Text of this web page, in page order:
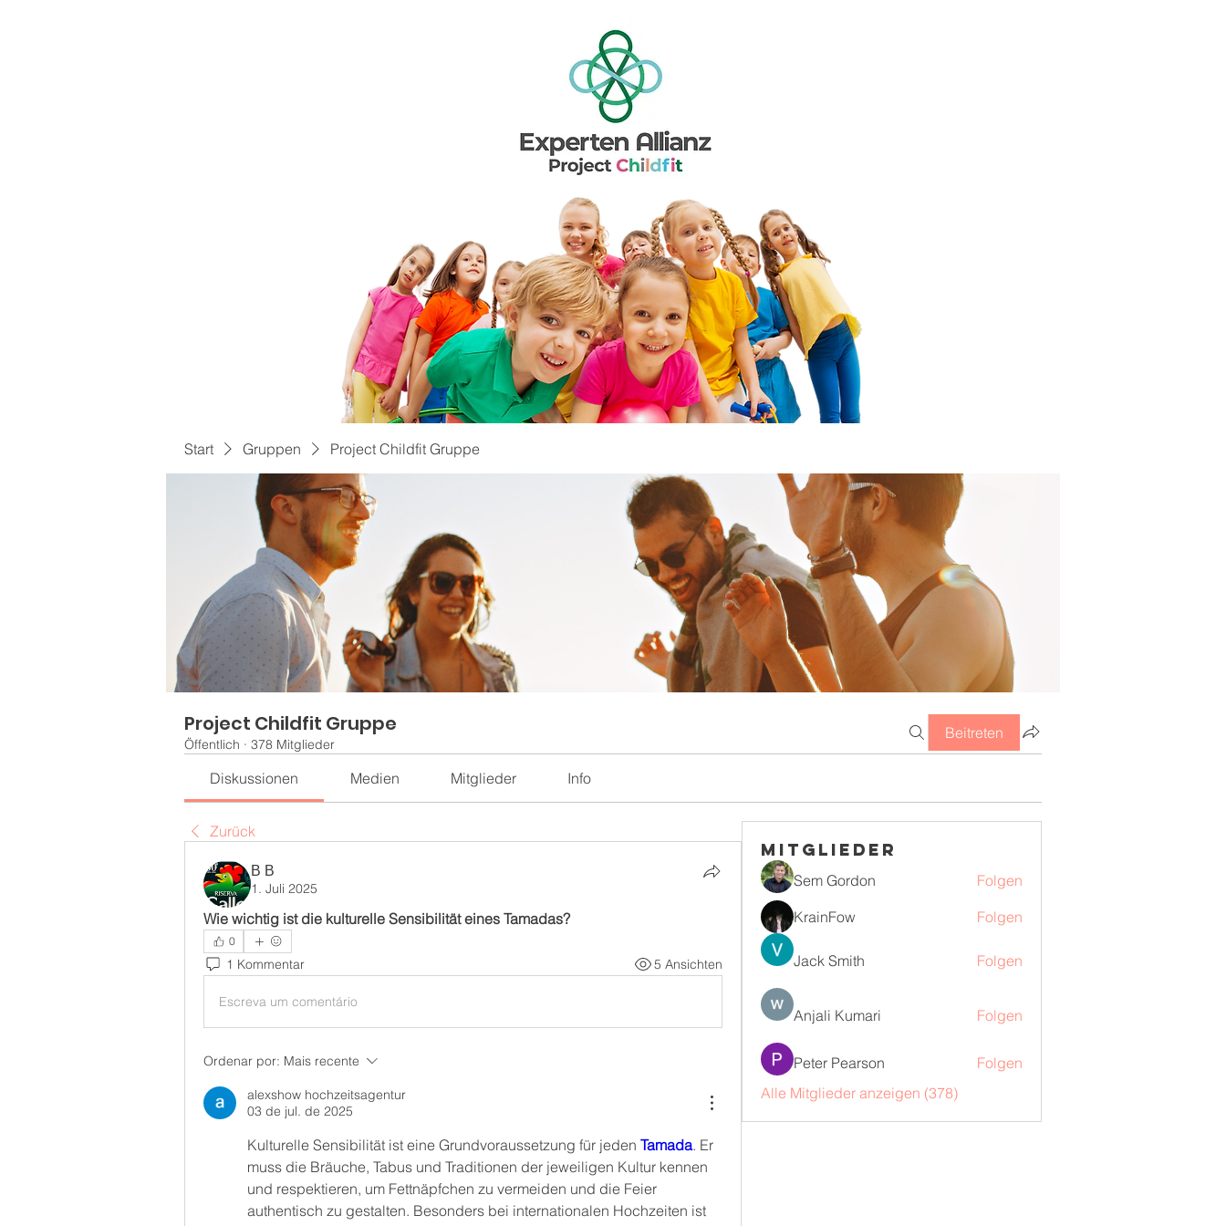
Start Gruppen Project Childfit Gruppe
Project Childfit Gruppe
Öffentlich · 378 Mitglieder
Beitreten
Diskussionen Medien Mitglieder Info
Zurück
В В
1. Juli 2025
Wie wichtig ist die kulturelle Sensibilität eines Tamadas?
0
1 Kommentar 5 Ansichten
Escreva um comentário
Ordenar por: Mais recente
alexshow hochzeitsagentur
03 de jul. de 2025
Kulturelle Sensibilität ist eine Grundvoraussetzung für jeden Tamada. Er
muss die Bräuche, Tabus und Traditionen der jeweiligen Kultur kennen
und respektieren, um Fettnäpfchen zu vermeiden und die Feier
authentisch zu gestalten. Besonders bei internationalen Hochzeiten ist
Mitglieder
Sem Gordon
Folgen
KrainFow
Folgen
Jack Smith Folgen
Anjali Kumari Folgen
Peter Pearson
Folgen
Alle Mitglieder anzeigen (378)